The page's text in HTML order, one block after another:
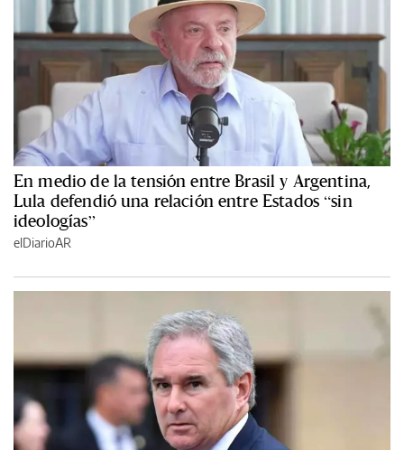
En medio de la tensión entre Brasil y Argentina,
Lula defendió una relación entre Estados “sin
ideologías”
elDiarioAR